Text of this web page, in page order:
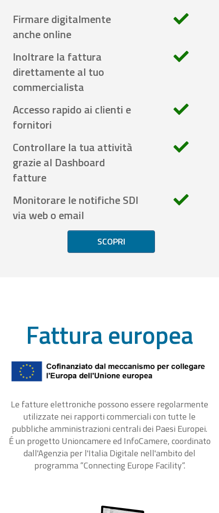
Firmare digitalmente
anche online
Inoltrare la fattura
direttamente al tuo
commercialista
Accesso rapido ai clienti e
fornitori
Controllare la tua attività
grazie al Dashboard
fatture
Monitorare le notifiche SDI
via web o email
SCOPRI
Fattura europea
Le fatture elettroniche possono essere regolarmente
utilizzate nei rapporti commerciali con tutte le
pubbliche amministrazioni centrali dei Paesi Europei.
É un progetto Unioncamere ed InfoCamere, coordinato
dall'Agenzia per l'Italia Digitale nell'ambito del
programma “Connecting Europe Facility“.